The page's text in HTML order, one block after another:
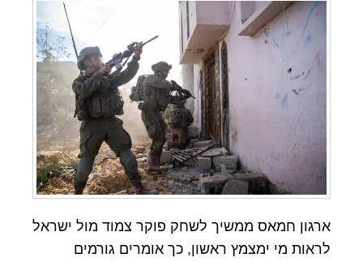
ארגון חמאס ממשיך לשחק פוקר צמוד מול ישראל
לראות מי ימצמץ ראשון, כך אומרים גורמים